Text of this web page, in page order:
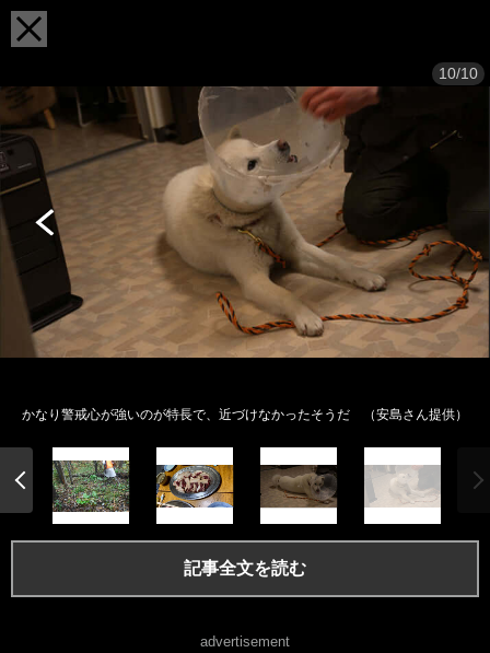
10/10
かなり警戒心が強いのが特長で、近づけなかったそうだ （安島さん提供）
記事全文を読む
advertisement